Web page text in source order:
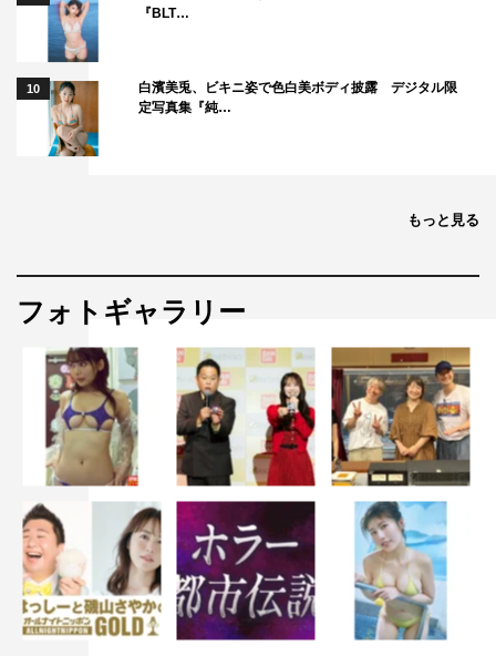
『BLT…
10
白濱美兎、ビキニ姿で色白美ボディ披露 デジタル限
定写真集『純…
もっと見る
フォトギャラリー